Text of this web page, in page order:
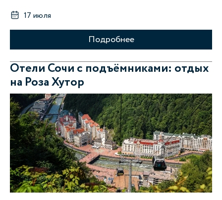
17 июля
Подробнее
Отели Сочи с подъёмниками: отдых
на Роза Хутор